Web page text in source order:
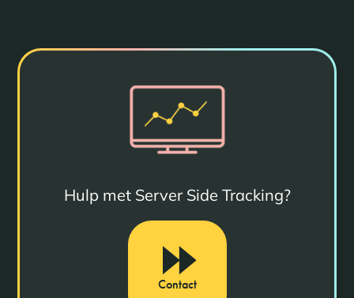
Hulp met Server Side Tracking?
Contact